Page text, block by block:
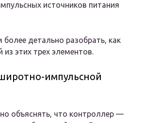
источников питания
детально разобрать, как
этих трех элементов.
импульсной
объяснять, что контроллер —